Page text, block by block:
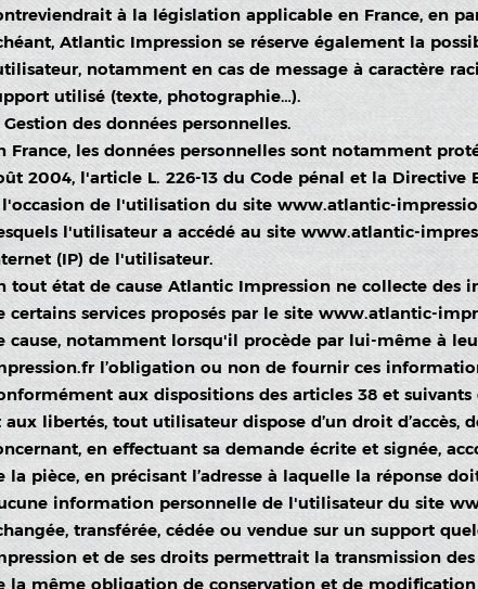
à la législation applicable en France, en
Atlantic Impression se réserve également la
notamment en cas de message à caractère
utilisé (texte, photographie…).
Gestion des données personnelles.
France, les données personnelles sont notamment
2004, l'article L. 226-13 du Code pénal et la Directive
de l'utilisation du site www.atlantic-
l'utilisateur a accédé au site www.atlantic-
(IP) de l'utilisateur.
tout état de cause Atlantic Impression ne collecte
certains services proposés par le site www.atlantic-
cause, notamment lorsqu'il procède par lui-même à
l’obligation ou non de fournir ces
aux dispositions des articles 38 et
aux libertés, tout utilisateur dispose d’un droit
en effectuant sa demande écrite et signée,
la pièce, en précisant l’adresse à laquelle la réponse
information personnelle de l'utilisateur du site
transférée, cédée ou vendue sur un support
et de ses droits permettrait la transmission
la même obligation de conservation et de